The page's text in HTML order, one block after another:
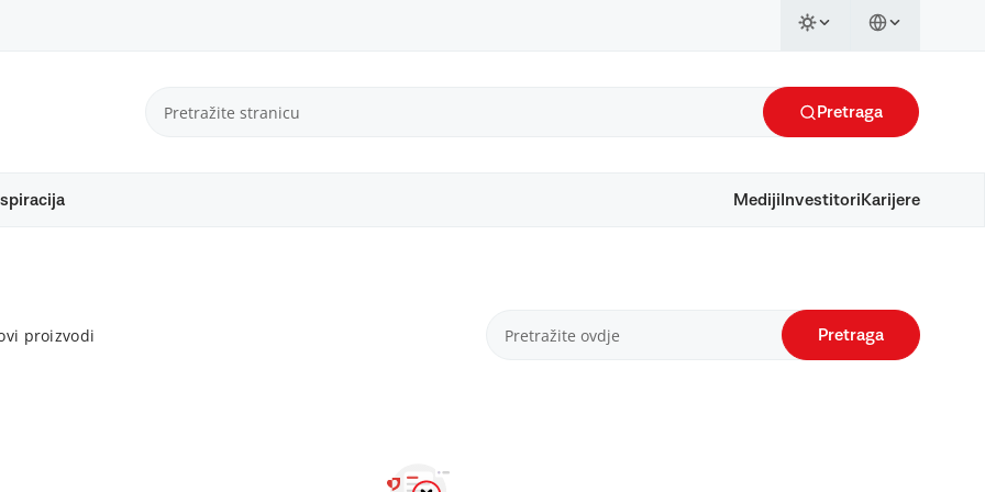
Pretraga
Mediji Investitori Karijere
proizvodi Pretraga